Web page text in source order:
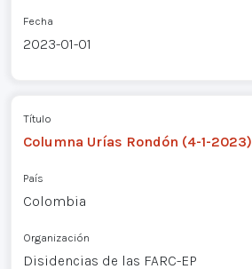
Fecha
2023-01-01
Título
Columna Urías Rondón (4-1-2023)
País
Colombia
Organización
Disidencias de las FARC-EP